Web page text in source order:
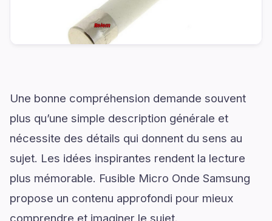
Une bonne compréhension demande souvent
plus qu’une simple description générale et
nécessite des détails qui donnent du sens au
sujet. Les idées inspirantes rendent la lecture
plus mémorable. Fusible Micro Onde Samsung
propose un contenu approfondi pour mieux
comprendre et imaginer le sujet.